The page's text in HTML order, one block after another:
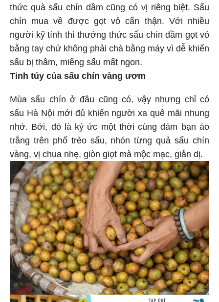
thức quà sấu chín dầm cũng có vị riêng biệt. Sấu
chín mua về được gọt vỏ cẩn thận. Với nhiều
người kỹ tính thì thưởng thức sấu chín dầm gọt vỏ
bằng tay chứ không phải chà bằng máy vì dễ khiến
sấu bị thâm, miếng sấu mất ngon.
Tinh túy của sấu chín vàng ươm
Mùa sấu chín ở đâu cũng có, vậy nhưng chỉ có
sấu Hà Nội mới đủ khiến người xa quê mãi nhung
nhớ. Bởi, đó là ký ức một thời cùng đám bạn áo
trắng trên phố trèo sấu, nhón từng quả sấu chín
vàng, vị chua nhẹ, giòn giọt mà mộc mạc, giản dị.